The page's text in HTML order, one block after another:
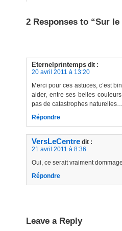
2 Responses to “Sur
Eternelprintemps dit :
20 avril 2011 à 13:20
Merci pour ces astuces, c’est
aider, entre ses belles
pas de catastrophes
Répondre
VersLeCentre dit :
21 avril 2011 à 8:36
Oui, ce serait vraiment
Répondre
Leave a Reply